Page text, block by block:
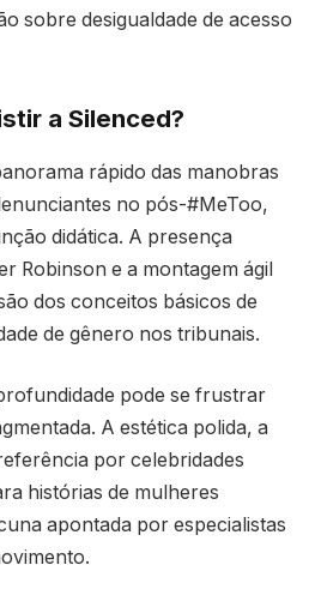
sobre desigualdade de acesso
a Silenced?
rápido das manobras
no pós-#MeToo,
didática. A presença
Robinson e a montagem ágil
dos conceitos básicos de
de gênero nos tribunais.
pode se frustrar
A estética polida, a
por celebridades
histórias de mulheres
apontada por especialistas